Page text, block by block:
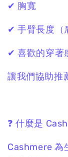
✔ 胸寬
✔ 手臂長度（
✔ 喜歡的穿著
讓我們協助推
❓ 什麼是
Cashmere 為